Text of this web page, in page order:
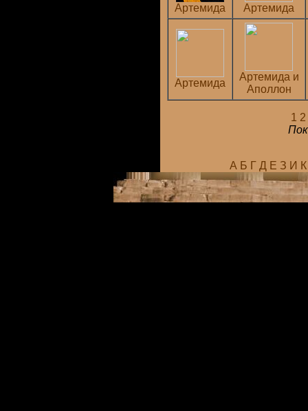
Артемида Артемида
Артемида
Артемида и
Аполлон
1 2
А Б Г Д Е З И К